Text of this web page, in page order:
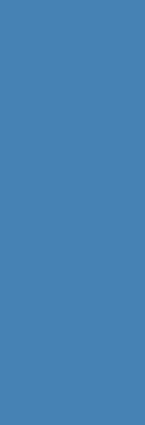
Két
tudtad
járt előtte,
átírta az
teljesen
akarod